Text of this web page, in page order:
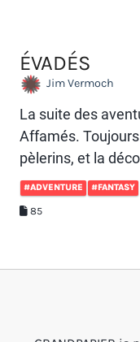
ÉVADÉS
Jim Vermoch
La suite des
Affamés.
pèlerins, et la
#ADVENTURE #FANTASY
85